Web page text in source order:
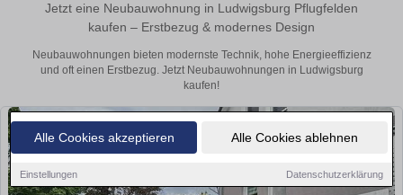
Alle Cookies akzeptieren Alle Cookies ablehnen
Einstellungen Datenschutzerklärung
Jetzt eine Neubauwohnung in Ludwigsburg Pflugfelden
kaufen – Erstbezug & modernes Design
Neubauwohnungen bieten modernste Technik, hohe Energieeffizienz
und oft einen Erstbezug. Jetzt Neubauwohnungen in Ludwigsburg
kaufen!